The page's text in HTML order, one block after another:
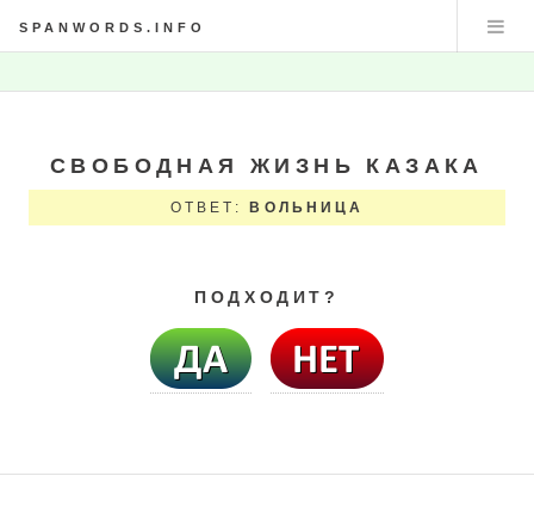
SPANWORDS.INFO
СВОБОДНАЯ ЖИЗНЬ КАЗАКА
ОТВЕТ: ВОЛЬНИЦА
ПОДХОДИТ?